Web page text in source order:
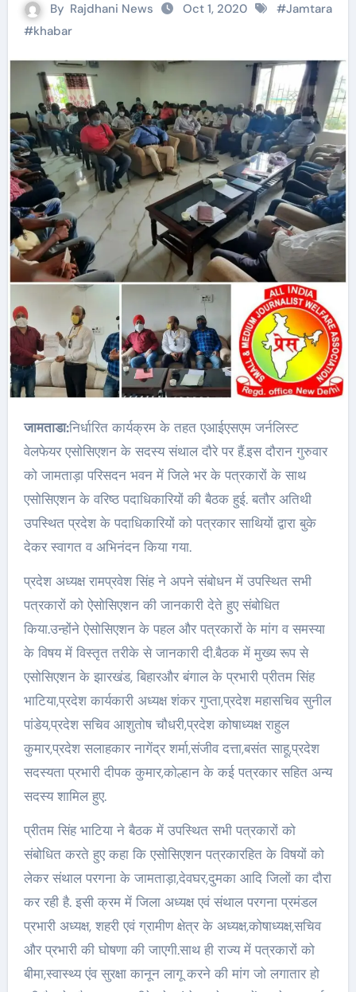
By Rajdhani News Oct 1, 2020 #Jamtara
#khabar
जामताडा:निर्धारित कार्यक्रम के तहत एआईएसएम जर्नलिस्ट
वेलफेयर एसोसिएशन के सदस्य संथाल दौरे पर हैं.इस दौरान गुरुवार
को जामताड़ा परिसदन भवन में जिले भर के पत्रकारों के साथ
एसोसिएशन के वरिष्ठ पदाधिकारियों की बैठक हुई. बतौर अतिथी
उपस्थित प्रदेश के पदाधिकारियों को पत्रकार साथियों द्वारा बुके
देकर स्वागत व अभिनंदन किया गया.
प्रदेश अध्यक्ष रामप्रवेश सिंह ने अपने संबोधन में उपस्थित सभी
पत्रकारों को ऐसोसिएशन की जानकारी देते हुए संबोधित
किया.उन्होंने ऐसोसिएशन के पहल और पत्रकारों के मांग व समस्या
के विषय में विस्तृत तरीके से जानकारी दी.बैठक में मुख्य रूप से
एसोसिएशन के झारखंड, बिहारऔर बंगाल के प्रभारी प्रीतम सिंह
भाटिया,प्रदेश कार्यकारी अध्यक्ष शंकर गुप्ता,प्रदेश महासचिव सुनील
पांडेय,प्रदेश सचिव आशुतोष चौधरी,प्रदेश कोषाध्यक्ष राहुल
कुमार,प्रदेश सलाहकार नागेंद्र शर्मा,संजीव दत्ता,बसंत साहू,प्रदेश
सदस्यता प्रभारी दीपक कुमार,कोल्हान के कई पत्रकार सहित अन्य
सदस्य शामिल हुए.
प्रीतम सिंह भाटिया ने बैठक में उपस्थित सभी पत्रकारों को
संबोधित करते हुए कहा कि एसोसिएशन पत्रकारहित के विषयों को
लेकर संथाल परगना के जामताड़ा,देवघर,दुमका आदि जिलों का दौरा
कर रही है. इसी क्रम में जिला अध्यक्ष एवं संथाल परगना प्रमंडल
प्रभारी अध्यक्ष, शहरी एवं ग्रामीण क्षेत्र के अध्यक्ष,कोषाध्यक्ष,सचिव
और प्रभारी की घोषणा की जाएगी.साथ ही राज्य में पत्रकारों को
बीमा,स्वास्थ्य एंव सुरक्षा कानून लागू करने की मांग जो लगातार हो